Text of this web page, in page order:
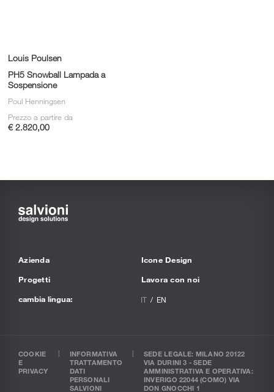
Louis Poulsen
PH5 Snowball Lampada a
Sospensione
Poul Henningsen
Prezzo a partire da
€ 2.820,00
Azienda
Progetti
Icone Design
Lavora con noi
cambia lingua:
IT EN
COOKIE
E
PRIVACY
INFORMATIVA
TRATTAMENTO
DATI
PERSONALI
SALVIONI
SEDE LEGALE: MILANO 20122
VIA DURINI 3 - SEDE
AMMINISTRATIVA E OPERATIVA:
INVERIGO 22044 (COMO) VIA
DON GNOCCHI 1